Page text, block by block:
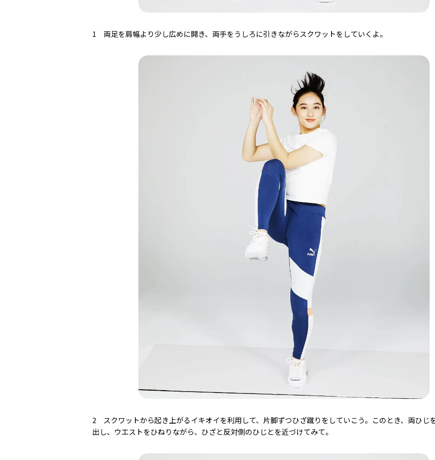
1 両足を肩幅より少し広めに開き、両手をうしろに引きながらスクワットをしていくよ。
2 スクワットから起き上がるイキオイを利用して、片脚ずつひざ蹴りをしていこう。このとき、両ひじ
出し、ウエストをひねりながら、ひざと反対側のひじとを近づけてみて。